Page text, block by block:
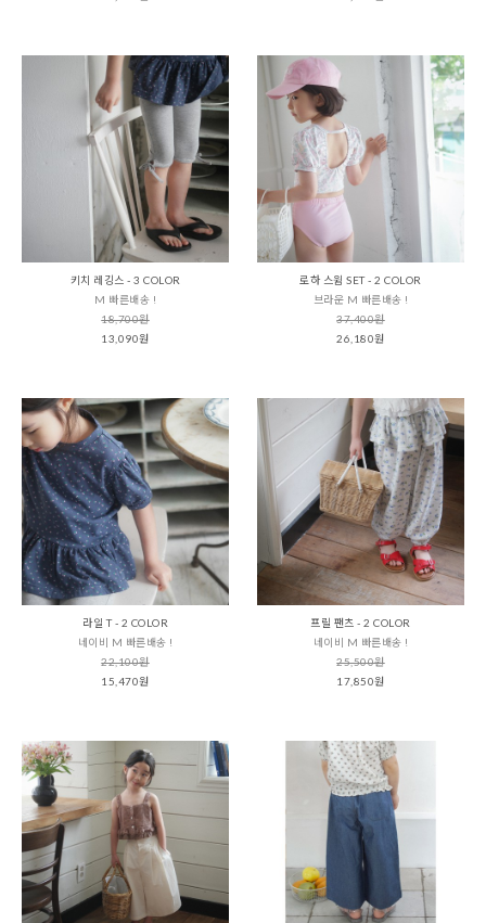
키치 레깅스 - 3 COLOR
M 빠른배송 !
18,700원
13,090원
로하 스윔 SET - 2 COLOR
브라운 M 빠른배송 !
37,400원
26,180원
라일 T - 2 COLOR
네이비 M 빠른배송 !
22,100원
15,470원
프릴 팬츠 - 2 COLOR
네이비 M 빠른배송 !
25,500원
17,850원